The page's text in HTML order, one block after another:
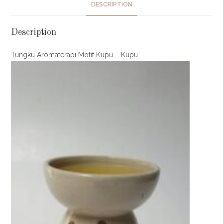
DESCRIPTION
Description
Tungku Aromaterapi Motif Kupu – Kupu